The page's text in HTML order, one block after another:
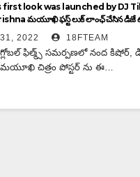
first look was launched by DJ
మయూఖి ఫస్ట్ లుక్ లాంఛ్ చేసిన డీజే
2022 18FTEAM
ఫిల్మ్స్ సమర్పణలో నంద కిషోర్,
మయూఖి చిత్రం పోస్టర్ ను ఈ…